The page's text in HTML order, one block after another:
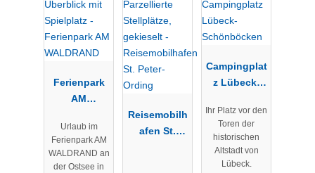
Ferienpark
AM
Urlaub im
Ferienpark AM
WALDRAND an
der Ostsee in
Reisemobilh
afen St.
Campingplat
z Lübeck-
n
Ihr Platz vor den
Toren der
historischen
Altstadt von
Lübeck.